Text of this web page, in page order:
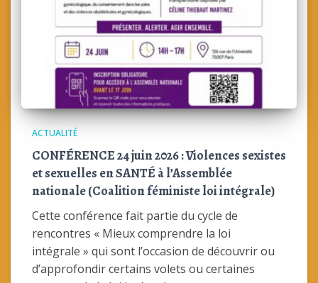
ACTUALITÉ
CONFÉRENCE 24 juin 2026 : Violences sexistes
et sexuelles en SANTÉ à l’Assemblée
nationale (Coalition féministe loi intégrale)
Cette conférence fait partie du cycle de
rencontres « Mieux comprendre la loi
intégrale » qui sont l’occasion de découvrir ou
d’approfondir certains volets ou certaines